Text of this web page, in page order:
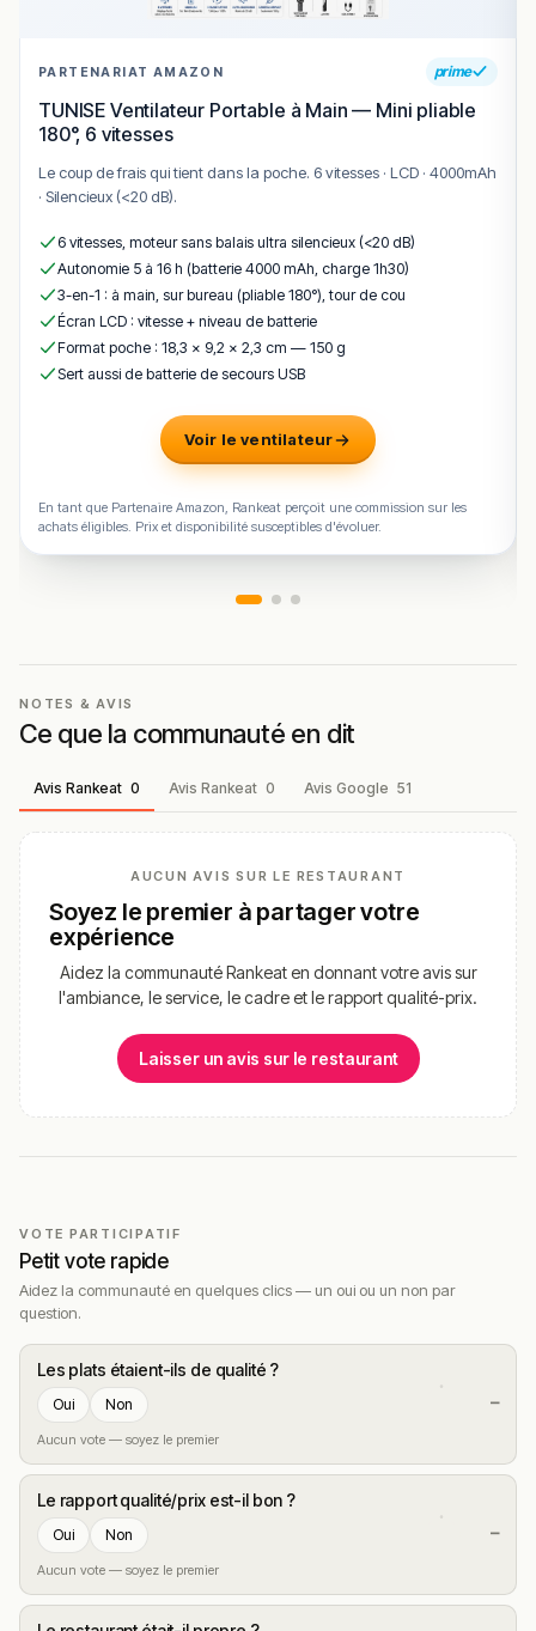
Conclusion
La paillote du Vallon du Roy est une adresse de bord de
mer.
dégagée, la maison offre une cuisine iodée dans une
ambiance décontractée.
!
Texte généré par intelligence artificielle, en attente de
validation humaine.
Cette description peut contenir des erreurs, n'hésitez pas à
PARTENARIAT AMAZON prime
TUNISE Ventilateur Portable à Main — Mini pliable
180°, 6 vitesses
Le coup de frais qui tient dans la poche. 6 vitesses · LCD · 4000mAh
· Silencieux (<20 dB).
6 vitesses, moteur sans balais ultra silencieux (<20 dB)
Autonomie 5 à 16 h (batterie 4000 mAh, charge 1h30)
3-en-1 : à main, sur bureau (pliable 180°), tour de cou
Écran LCD : vitesse + niveau de batterie
Format poche : 18,3 × 9,2 × 2,3 cm — 150 g
Sert aussi de batterie de secours USB
Voir le ventilateur
En tant que Partenaire Amazon, Rankeat perçoit une commission sur les
achats éligibles. Prix et disponibilité susceptibles d'évoluer.
NOTES & AVIS
Ce que la communauté en dit
Avis Rankeat 0 Avis Rankeat 0 Avis Google 51
AUCUN AVIS SUR LE RESTAURANT
Soyez le premier à partager votre
expérience
Aidez la communauté Rankeat en donnant votre avis sur
l'ambiance, le service, le cadre et le rapport qualité-prix.
Laisser un avis sur le restaurant
VOTE PARTICIPATIF
Petit vote rapide
Aidez la communauté en quelques clics — un oui ou un non par
question.
Les plats étaient-ils de qualité ?
Oui Non
Aucun vote — soyez le premier
—
Le rapport qualité/prix est-il bon ?
Oui Non
Aucun vote — soyez le premier
—